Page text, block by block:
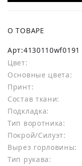
О ТОВАРЕ
Арт:4130110wf0191
Цвет:
Основные цвета:
Принт:
Состав ткани:
Подкладка:
Тип воротника:
Покрой/Силуэт:
Вырез горловины:
Тип рукава: